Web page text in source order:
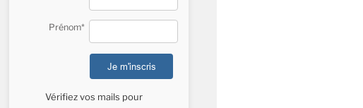
Prénom*
Vérifiez vos mails pour